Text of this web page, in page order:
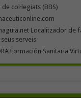
de col·legiats (BBS)
Localitzador de
serveis
Formación Sanitaria